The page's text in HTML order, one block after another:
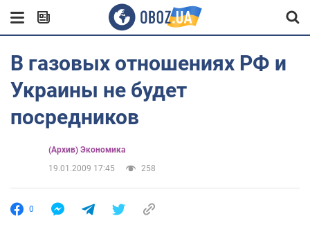
В газовых отношениях РФ и
Украины не будет
посредников
(Архив) Экономика
19.01.2009 17:45
258
0